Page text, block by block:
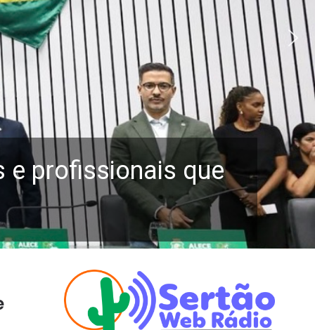
e profissionais que